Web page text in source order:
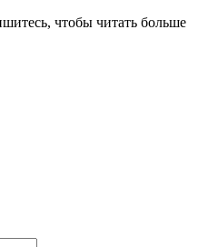
чтобы читать больше